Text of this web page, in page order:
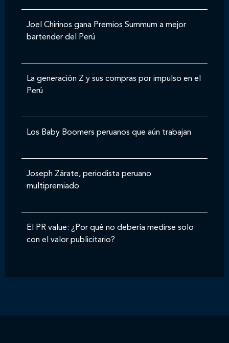
Joel Chirinos gana Premios Summum a mejor
bartender del Perú
La generación Z y sus compras por impulso en el
Perú
Los Baby Boomers peruanos que aún trabajan
Joseph Zárate, periodista peruano
multipremiado
El PR value: ¿Por qué no debería medirse solo
con el valor publicitario?